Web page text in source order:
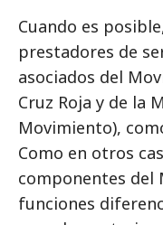
Cuando es
prestadores de
asociados del
Cruz Roja y de la
Movimiento),
Como en otros
componentes del
funciones